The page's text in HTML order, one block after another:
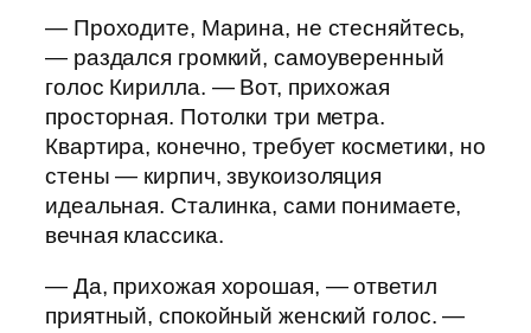
— Проходите, Марина, не стесняйтесь,
— раздался громкий, самоуверенный
голос Кирилла. — Вот, прихожая
просторная. Потолки три метра.
Квартира, конечно, требует косметики, но
стены — кирпич, звукоизоляция
идеальная. Сталинка, сами понимаете,
вечная классика.
— Да, прихожая хорошая, — ответил
приятный, спокойный женский голос. —